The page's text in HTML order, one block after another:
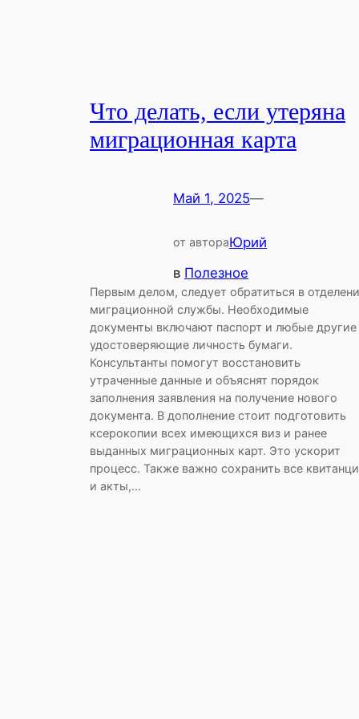
Что делать, если утеряна
миграционная карта
Май 1, 2025—
от автораЮрий
в Полезное
Первым делом, следует обратиться в
миграционной службы. Необходимые
документы включают паспорт и любые другие
удостоверяющие личность бумаги.
Консультанты помогут восстановить
утраченные данные и объяснят порядок
заполнения заявления на получение нового
документа. В дополнение стоит подготовить
ксерокопии всех имеющихся виз и ранее
выданных миграционных карт. Это ускорит
процесс. Также важно сохранить все
и акты,…